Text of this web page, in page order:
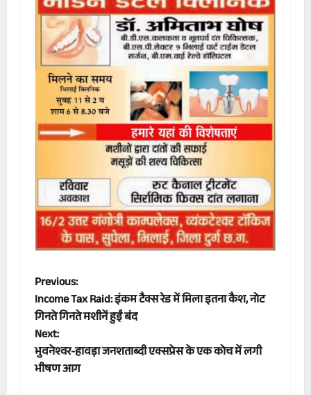
P
o
s
t
Previous:
Income Tax Raid: इंकम टैक्स रेड में मिला इतना कैश, नोट
गिनते गिनते मशीनें हुईं बंद
Next:
भुवनेश्वर-हावड़ा जनशताब्दी एक्सप्रेस के एक कोच में लगी
भीषण आग